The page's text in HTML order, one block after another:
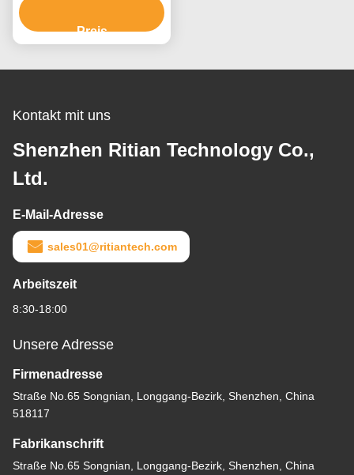
PE-Schutzfolie
Preis
Kontakt mit uns
Shenzhen Ritian Technology Co.,
Ltd.
E-Mail-Adresse
sales01@ritiantech.com
Arbeitszeit
8:30-18:00
Unsere Adresse
Firmenadresse
Straße No.65 Songnian, Longgang-Bezirk, Shenzhen, China
518117
Fabrikanschrift
Straße No.65 Songnian, Longgang-Bezirk, Shenzhen, China